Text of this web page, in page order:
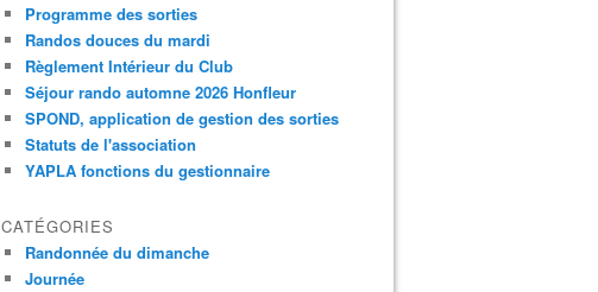
Programme des sorties
Randos douces du mardi
Règlement Intérieur du Club
Séjour rando automne 2026 Honfleur
SPOND, application de gestion des sorties
Statuts de l'association
YAPLA fonctions du gestionnaire
CATÉGORIES
Randonnée du dimanche
Journée